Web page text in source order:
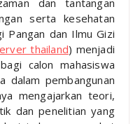
serta kesehatan
Pangan dan Ilmu Gizi
thailand) menjadi
calon mahasiswa
dalam pembangunan
mengajarkan teori,
dan penelitian yang